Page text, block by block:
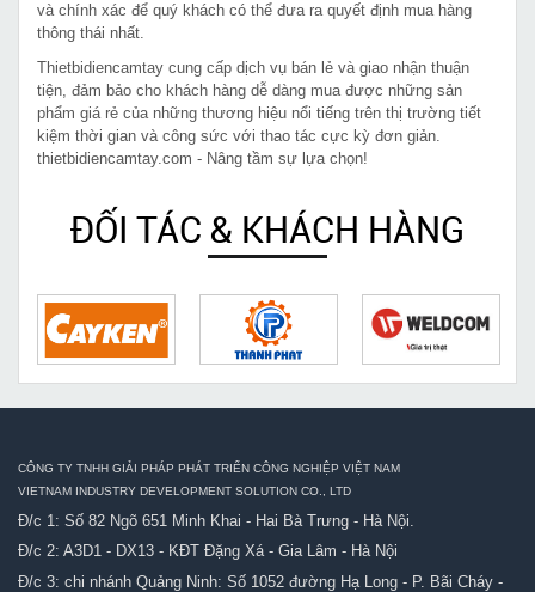
và chính xác để quý khách có thể đưa ra quyết định mua hàng
thông thái nhất.
Thietbidiencamtay cung cấp dịch vụ bán lẻ và giao nhận thuận
tiện, đảm bảo cho khách hàng dễ dàng mua được những sản
phẩm giá rẻ của những thương hiệu nổi tiếng trên thị trường tiết
kiệm thời gian và công sức với thao tác cực kỳ đơn giản.
thietbidiencamtay.com - Nâng tầm sự lựa chọn!
ĐỐI TÁC & KHÁCH HÀNG
CÔNG TY TNHH GIẢI PHÁP PHÁT TRIỂN CÔNG NGHIỆP VIỆT NAM
VIETNAM INDUSTRY DEVELOPMENT SOLUTION CO., LTD
Đ/c 1: Số 82 Ngõ 651 Minh Khai - Hai Bà Trưng - Hà Nội.
Đ/c 2: A3D1 - DX13 - KĐT Đặng Xá - Gia Lâm - Hà Nội
Đ/c 3: chi nhánh Quảng Ninh: Số 1052 đường Hạ Long - P. Bãi Cháy -